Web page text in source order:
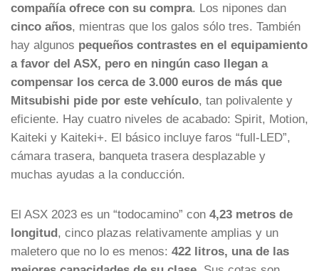
compañía ofrece con su compra. Los nipones dan
cinco años, mientras que los galos sólo tres. También
hay algunos pequeños contrastes en el equipamiento
a favor del ASX, pero en ningún caso llegan a
compensar los cerca de 3.000 euros de más que
Mitsubishi pide por este vehículo, tan polivalente y
eficiente. Hay cuatro niveles de acabado: Spirit, Motion,
Kaiteki y Kaiteki+. El básico incluye faros “full-LED”,
cámara trasera, banqueta trasera desplazable y
muchas ayudas a la conducción.
El ASX 2023 es un “todocamino” con 4,23 metros de
longitud, cinco plazas relativamente amplias y un
maletero que no lo es menos: 422 litros, una de las